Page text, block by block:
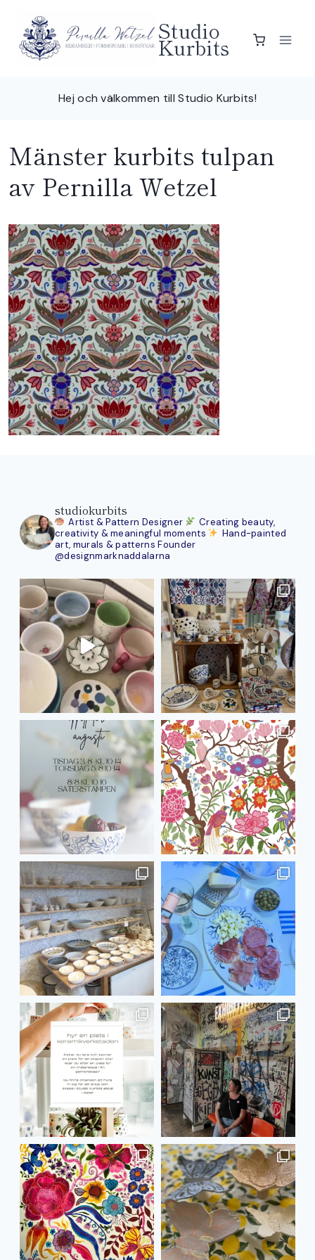
content
Studio
Kurbits
Hej och välkommen till Studio Kurbits!
Mänster kurbits tulpan
av Pernilla Wetzel
studiokurbits
Artist & Pattern Designer
Creating beauty,
creativity & meaningful moments
Hand-painted
art, murals & patterns Founder
@designmarknaddalarna